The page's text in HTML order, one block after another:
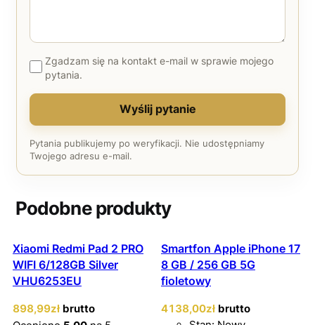
Zgadzam się na kontakt e-mail w sprawie mojego
pytania.
Wyślij pytanie
Pytania publikujemy po weryfikacji. Nie udostępniamy
Twojego adresu e-mail.
Podobne produkty
Xiaomi Redmi Pad 2 PRO
WIFI 6/128GB Silver
VHU6253EU
898,99zł brutto
Smartfon Apple iPhone 17
8 GB / 256 GB 5G
fioletowy
4138,00zł brutto